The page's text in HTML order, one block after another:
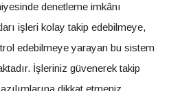
denetleme imkânı
işleri kolay takip edebilmeye,
edebilmeye yarayan bu sistem
İşleriniz güvenerek takip
dikkat etmeniz